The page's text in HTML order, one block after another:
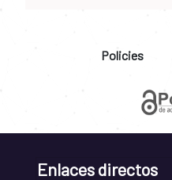
Policies
Enlaces directos